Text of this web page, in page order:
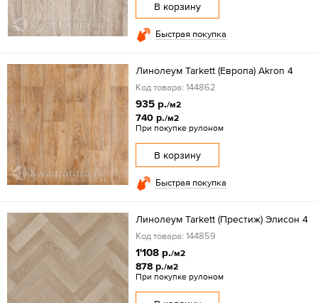
В корзину
Быстрая покупка
Линолеум Tarkett (Европа) Akron 4
Код товара: 144862
935 р./м2
740 р./м2
При покупке рулоном
В корзину
Быстрая покупка
Линолеум Tarkett (Престиж) Элисон 4
Код товара: 144859
1'108 р./м2
878 р./м2
При покупке рулоном